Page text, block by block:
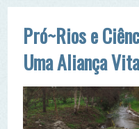
Pró~Rios e
Uma Aliança Vital
Futuro dos